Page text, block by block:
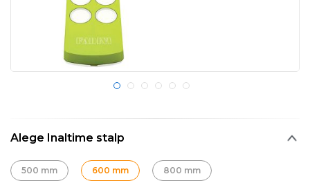
Alege Inaltime stalp
500 mm 600 mm 800 mm